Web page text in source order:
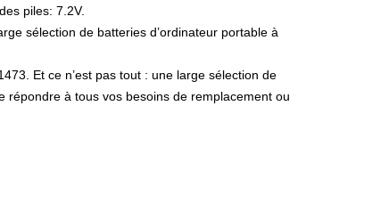
piles: 7.2V.
sélection de batteries d’ordinateur portable à
Et ce n’est pas tout : une large sélection de
à tous vos besoins de remplacement ou